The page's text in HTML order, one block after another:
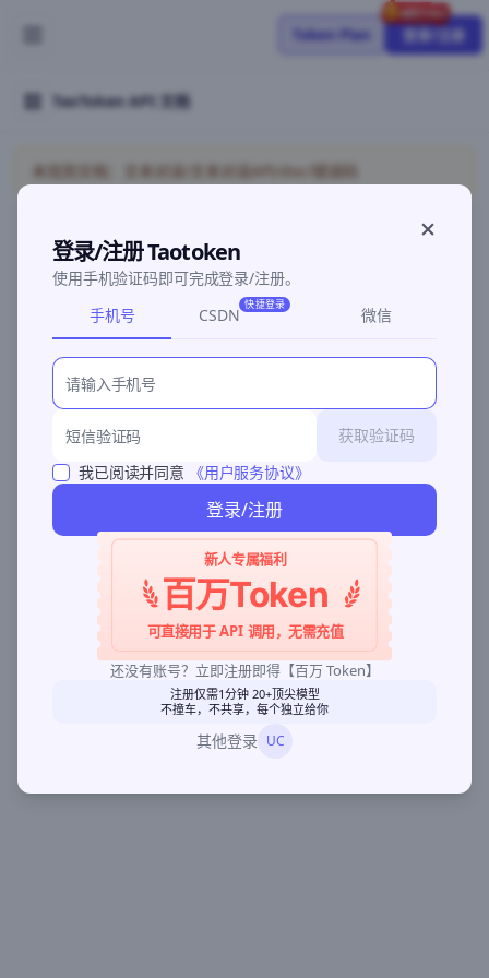
Token Plan 登录/注册
TaoToken API 文档
未找到文档：文本对话/文本对话API/doc/错误码
©2026 深圳灵明智码科技有限公司粤ICP备2026096960号-3
登录/注册 Taotoken
使用手机验证码即可完成登录/注册。
手机号
CSDN
快捷登录
微信
获取验证码
我已阅读并同意
《用户服务协议》
登录/注册
新人专属福利
百万Token
可直接用于 API 调用，无需充值
还没有账号？立即注册即得【百万 Token】
注册仅需1分钟 20+顶尖模型
不撞车，不共享，每个独立给你
其他登录 UC